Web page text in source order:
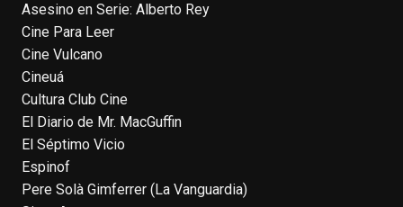
EnClave de Cine
4 weeks ago
neozelandés Sam Neill. Aunque empezó a
ganar fama en la televisión en los ochenta
como el espía
homónima (por la que se llevó su primera
nominación al Emmy), su verdadera
Asesino en Serie: Alberto Rey
Cine Para Leer
Cine Vulcano
Cineuá
Cultura Club Cine
El Diario de Mr. MacGuffin
El Séptimo Vicio
Espinof
Pere Solà Gimferrer (La Vanguardia)